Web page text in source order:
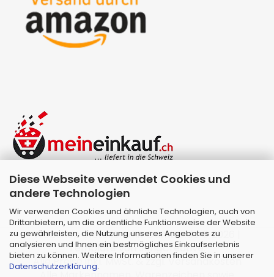
Diese Webseite verwendet Cookies und
andere Technologien
Wir verwenden Cookies und ähnliche Technologien, auch von
Drittanbietern, um die ordentliche Funktionsweise der Website
zu gewährleisten, die Nutzung unseres Angebotes zu
analysieren und Ihnen ein bestmögliches Einkaufserlebnis
bieten zu können. Weitere Informationen finden Sie in unserer
Datenschutzerklärung.
Webshop erstellenmit Gambio.de © 2026 |
Template vonJungCreative.
Alle Preise inkl. MwSt. & zzgl. Versandkosten